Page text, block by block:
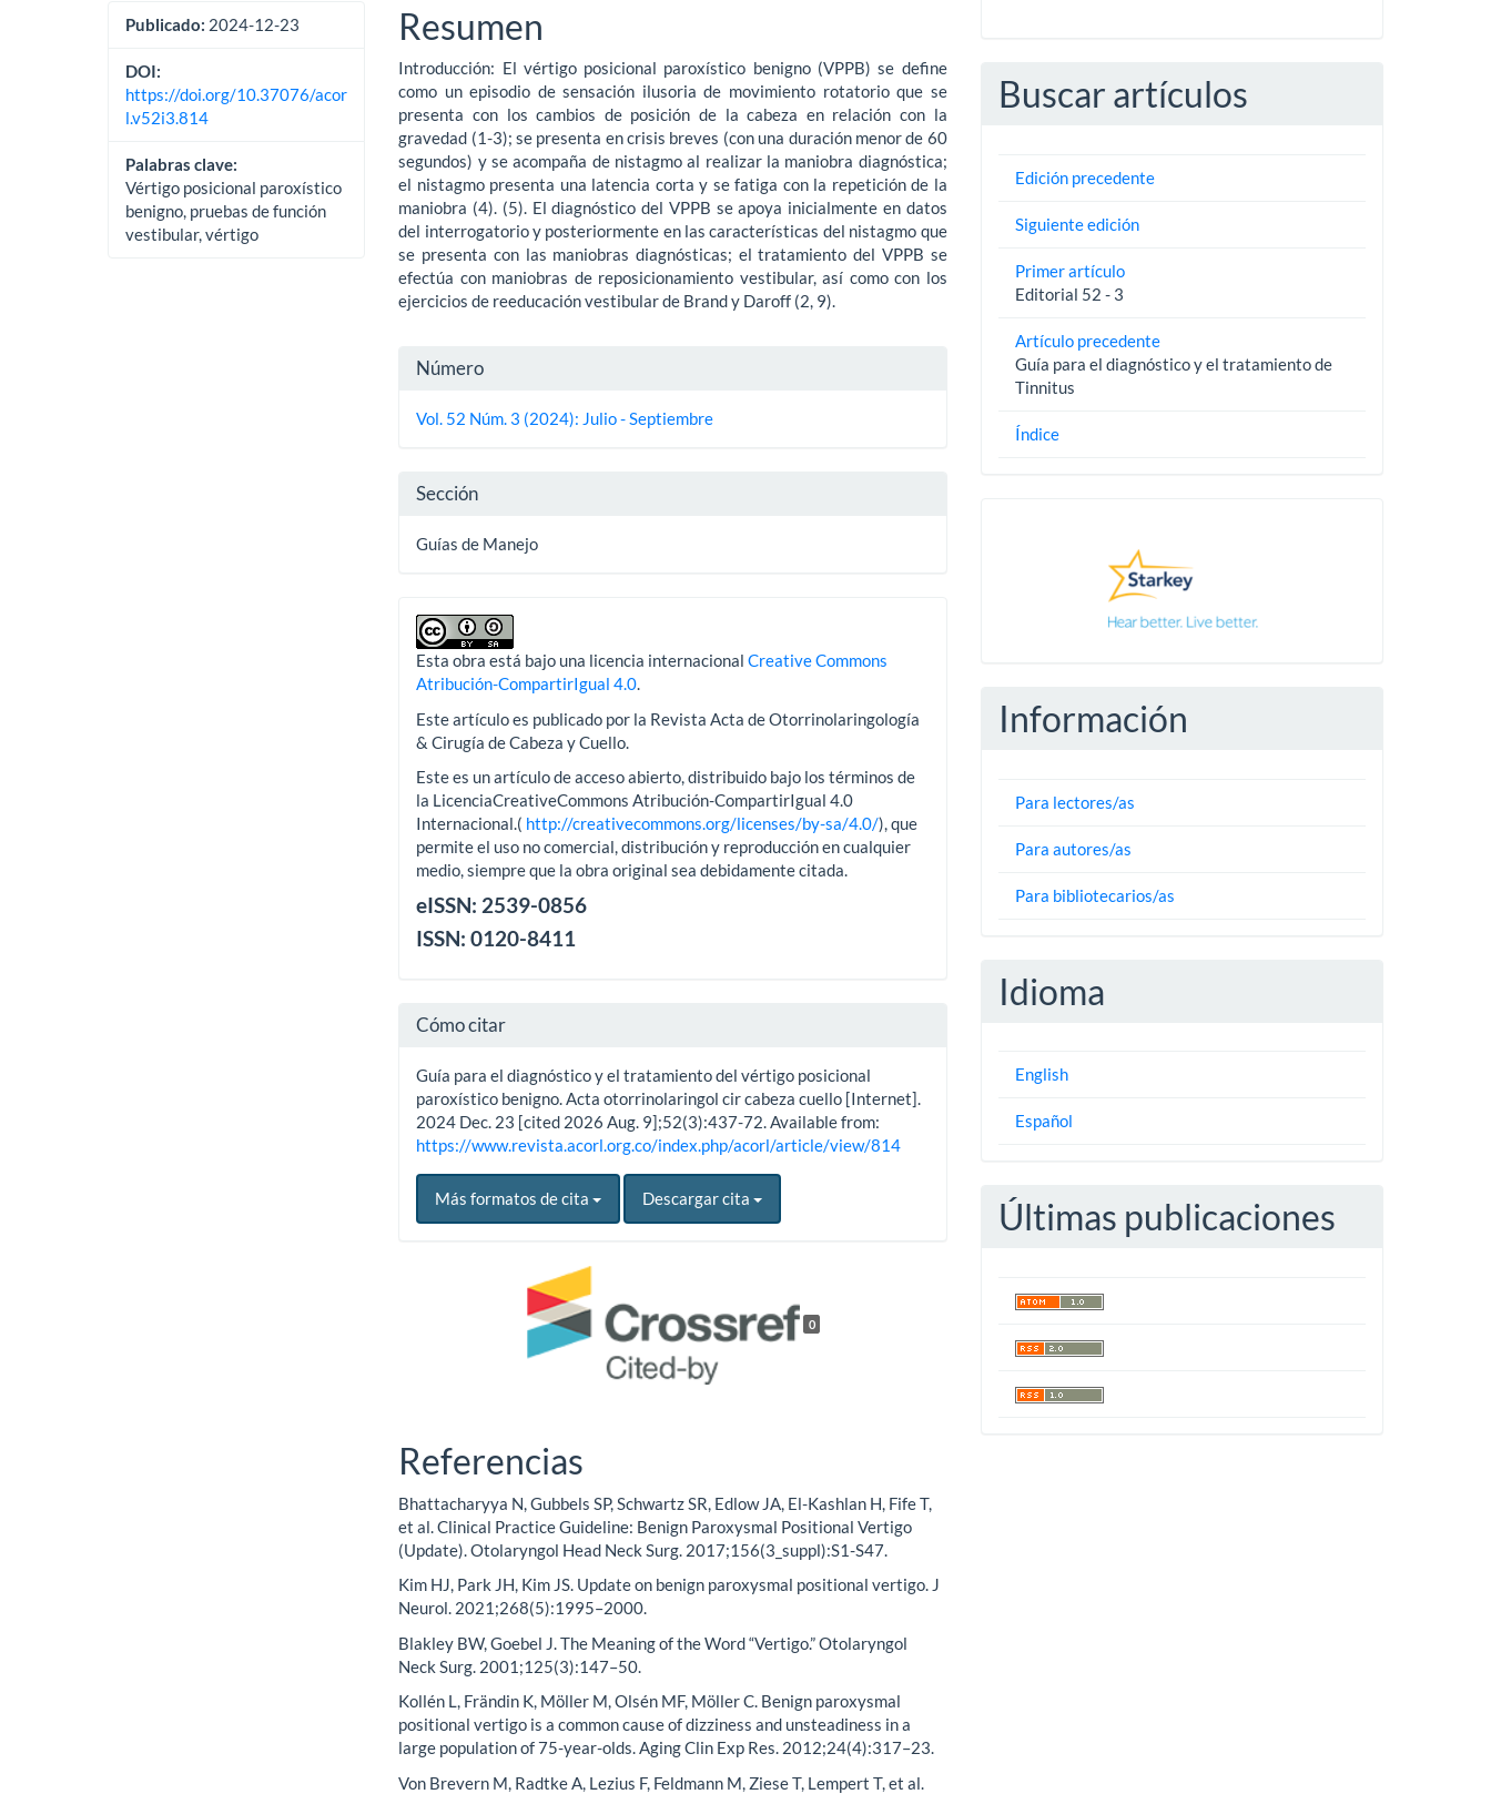
Publicado: 2024-12-23
DOI:
https://doi.org/10.37076/acor
l.v52i3.814
Palabras clave:
Vértigo posicional paroxístico
benigno, pruebas de función
vestibular, vértigo
Resumen
Introducción: El vértigo posicional paroxístico benigno (VPPB) se define
como un episodio de sensación ilusoria de movimiento rotatorio que se
presenta con los cambios de posición de la cabeza en relación con la
gravedad (1-3); se presenta en crisis breves (con una duración menor de 60
segundos) y se acompaña de nistagmo al realizar la maniobra diagnóstica;
el nistagmo presenta una latencia corta y se fatiga con la repetición de la
maniobra (4). (5). El diagnóstico del VPPB se apoya inicialmente en datos
del interrogatorio y posteriormente en las características del nistagmo que
se presenta con las maniobras diagnósticas; el tratamiento del VPPB se
efectúa con maniobras de reposicionamiento vestibular, así como con los
ejercicios de reeducación vestibular de Brand y Daroff (2, 9).
Detalles
del
Número
Vol. 52 Núm. 3 (2024): Julio - Septiembre
Sección
Guías de Manejo
Esta obra está bajo una licencia internacionalCreative Commons
Atribución-CompartirIgual 4.0.
Este artículo es publicado por la Revista Acta de Otorrinolaringología
& Cirugía de Cabeza y Cuello.
Este es un artículo de acceso abierto, distribuido bajo los términos de
la LicenciaCreativeCommons Atribución-CompartirIgual 4.0
Internacional.( http://creativecommons.org/licenses/by-sa/4.0/), que
permite el uso no comercial, distribución y reproducción en cualquier
medio, siempre que la obra original sea debidamente citada.
eISSN: 2539-0856
ISSN: 0120-8411
Cómo citar
Guía para el diagnóstico y el tratamiento del vértigo posicional
paroxístico benigno. Acta otorrinolaringol cir cabeza cuello [Internet].
2024 Dec. 23 [cited 2026 Aug. 9];52(3):437-72. Available from:
https://www.revista.acorl.org.co/index.php/acorl/article/view/814
Más formatos de cita Descargar cita
0
Referencias
Bhattacharyya N, Gubbels SP, Schwartz SR, Edlow JA, El-Kashlan H, Fife T,
et al. Clinical Practice Guideline: Benign Paroxysmal Positional Vertigo
(Update). Otolaryngol Head Neck Surg. 2017;156(3_suppl):S1-S47.
Kim HJ, Park JH, Kim JS. Update on benign paroxysmal positional vertigo. J
Neurol. 2021;268(5):1995–2000.
Blakley BW, Goebel J. The Meaning of the Word “Vertigo.” Otolaryngol
Neck Surg. 2001;125(3):147–50.
Kollén L, Frändin K, Möller M, Olsén MF, Möller C. Benign paroxysmal
positional vertigo is a common cause of dizziness and unsteadiness in a
large population of 75-year-olds. Aging Clin Exp Res. 2012;24(4):317–23.
Von Brevern M, Radtke A, Lezius F, Feldmann M, Ziese T, Lempert T, et al.
Buscar artículos
Edición precedente
Siguiente edición
Primer artículo
Editorial 52 - 3
Artículo precedente
Guía para el diagnóstico y el tratamiento de
Tinnitus
Índice
Información
Para lectores/as
Para autores/as
Para bibliotecarios/as
Idioma
English
Español
Últimas publicaciones